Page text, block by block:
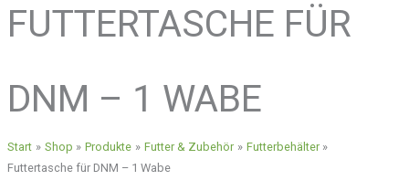
FUTTERTASCHE FÜR
DNM – 1 WABE
Start Shop Produkte Futter & Zubehör
Futterbehälter
Futtertasche für DNM – 1 Wabe